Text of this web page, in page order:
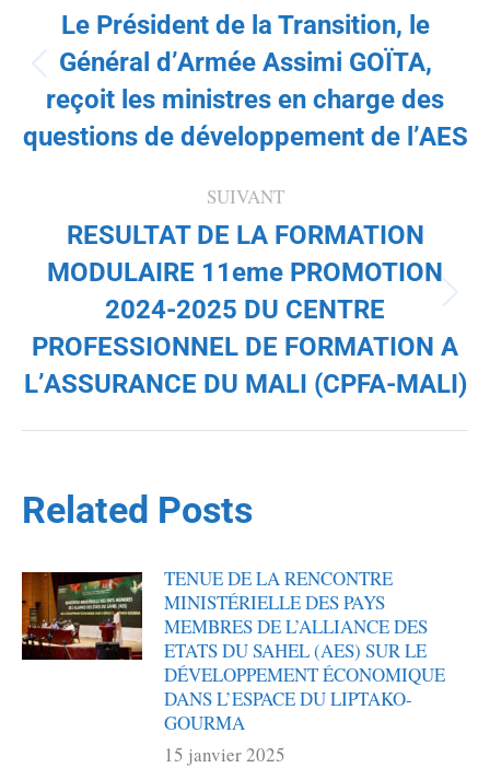
ARTICLE
Article
précédent
Le Président de la Transition, le
Général d’Armée Assimi GOÏTA,
reçoit les ministres en charge des
questions de développement de l’AES
SUIVANT
Article
suivant
:
RESULTAT DE LA FORMATION
MODULAIRE 11eme PROMOTION
2024-2025 DU CENTRE
PROFESSIONNEL DE FORMATION A
L’ASSURANCE DU MALI (CPFA-MALI)
Related Posts
TENUE DE LA RENCONTRE
MINISTÉRIELLE DES PAYS
MEMBRES DE L’ALLIANCE DES
ETATS DU SAHEL (AES) SUR LE
DÉVELOPPEMENT ÉCONOMIQUE
DANS L’ESPACE DU LIPTAKO-
GOURMA
15 janvier 2025